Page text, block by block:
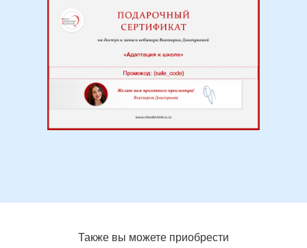
Также вы можете приобрести